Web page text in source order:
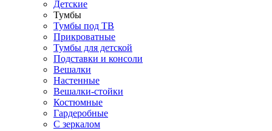
Детские
Тумбы
Тумбы под ТВ
Прикроватные
Тумбы для детской
Подставки и консоли
Вешалки
Настенные
Вешалки-стойки
Костюмные
Гардеробные
С зеркалом